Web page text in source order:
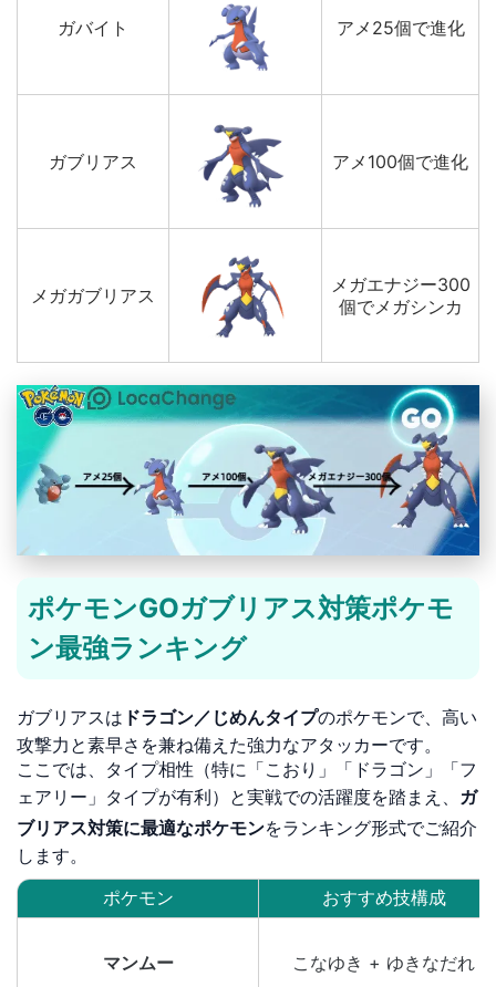
ガバイト アメ25個で進化
ガブリアス アメ100個で進化
メガガブリアス
メガエナジー300
個でメガシンカ
ポケモンGOガブリアス対策ポケモ
ン最強ランキング
ガブリアスは ドラゴン／じめんタイプのポケモンで、高い
攻撃力と素早さを兼ね備えた強力なアタッカーです。
ここでは、タイプ相性（特に「こおり」「ドラゴン」「フ
ェアリー」タイプが有利）と実戦での活躍度を踏まえ、 ガ
ブリアス対策に最適なポケモンをランキング形式でご紹介
します。
ポケモン
おすすめ技構成
マンムー こなゆき + ゆきなだれ